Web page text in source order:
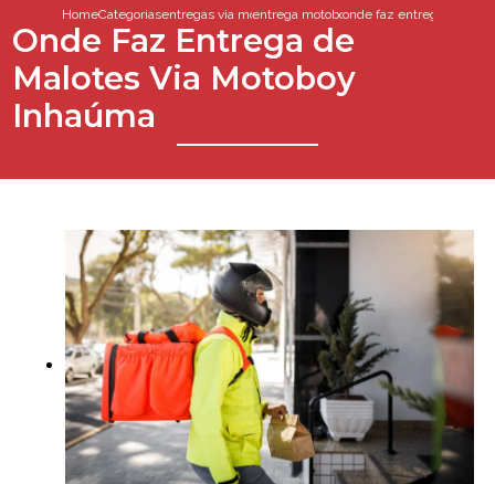
HomeCategoriasentregas via motoboyentrega motoboyonde faz entrega de
Onde Faz Entrega de
Malotes Via Motoboy
Inhaúma